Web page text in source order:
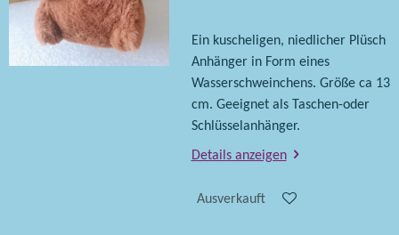
Ein kuscheligen, niedlicher Plüsch
Anhänger in Form eines
Wasserschweinchens. Größe ca 13
cm. Geeignet als Taschen-oder
Schlüsselanhänger.
Details anzeigen
Ausverkauft